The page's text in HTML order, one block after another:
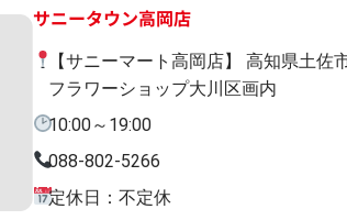
サニータウン高岡店
【サニーマート高岡店】 高知県土
フラワーショップ大川区画内
10:00～19:00
088-802-5266
定休日：不定休